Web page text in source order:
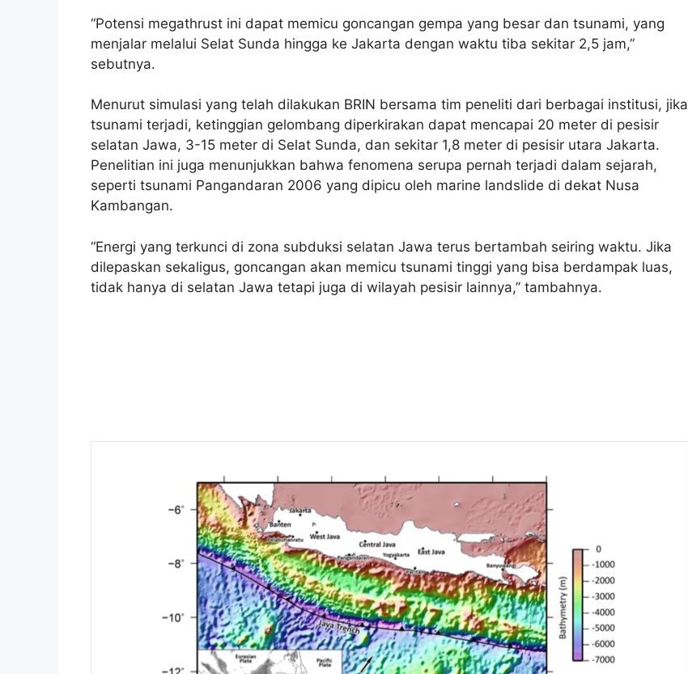
“Potensi megathrust ini dapat memicu goncangan gempa yang besar dan tsunami, yang
menjalar melalui Selat Sunda hingga ke Jakarta dengan waktu tiba sekitar 2,5 jam,”
sebutnya.
Menurut simulasi yang telah dilakukan BRIN bersama tim peneliti dari berbagai institusi, jika
tsunami terjadi, ketinggian gelombang diperkirakan dapat mencapai 20 meter di pesisir
selatan Jawa, 3-15 meter di Selat Sunda, dan sekitar 1,8 meter di pesisir utara Jakarta.
Penelitian ini juga menunjukkan bahwa fenomena serupa pernah terjadi dalam sejarah,
seperti tsunami Pangandaran 2006 yang dipicu oleh marine landslide di dekat Nusa
Kambangan.
“Energi yang terkunci di zona subduksi selatan Jawa terus bertambah seiring waktu. Jika
dilepaskan sekaligus, goncangan akan memicu tsunami tinggi yang bisa berdampak luas,
tidak hanya di selatan Jawa tetapi juga di wilayah pesisir lainnya,” tambahnya.